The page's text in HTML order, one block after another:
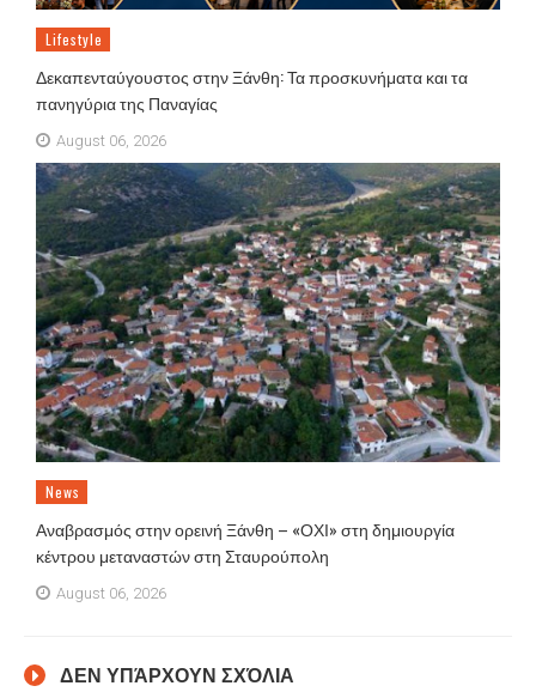
Lifestyle
Δεκαπενταύγουστος στην Ξάνθη: Τα προσκυνήματα και τα
πανηγύρια της Παναγίας
August 06, 2026
News
Αναβρασμός στην ορεινή Ξάνθη – «ΟΧΙ» στη δημιουργία
κέντρου μεταναστών στη Σταυρούπολη
August 06, 2026
ΔΕΝ ΥΠΆΡΧΟΥΝ ΣΧΌΛΙΑ